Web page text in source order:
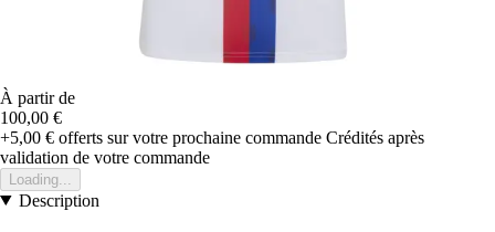
À partir de
100,00 €
+5,00 € offerts sur votre prochaine commande Crédités après
validation de votre commande
Loading...
Description